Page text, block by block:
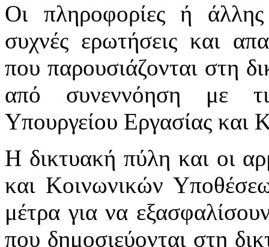
Οι πληροφορίες ή άλλης
συχνές ερωτήσεις και
που παρουσιάζονται στη
από συνεννόηση με
Υπουργείου Εργασίας και
Η δικτυακή πύλη και οι
και Κοινωνικών
μέτρα για να
που δημοσιεύονται στη